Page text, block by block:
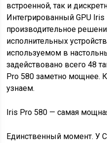
встроенной, так и
Интегрированный GPU
производительное
исполнительных
используемом в
задействовано всего 48
Pro 580 заметно мощнее.
узнаем.
Iris Pro 580 — самая
Единственный момент. У